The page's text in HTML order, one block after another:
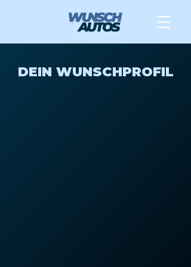
DEIN WUNSCHPROFIL